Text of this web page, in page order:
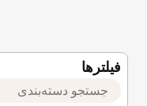
فیلتر‌ها